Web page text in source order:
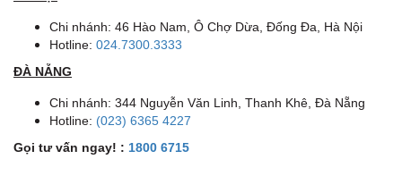
Chi nhánh: 46 Hào Nam, Ô Chợ Dừa, Đống Đa, Hà Nội
Hotline: 024.7300.3333
ĐÀ NẴNG
Chi nhánh: 344 Nguyễn Văn Linh, Thanh Khê, Đà Nẵng
Hotline: (023) 6365 4227
Gọi tư vấn ngay! : 1800 6715